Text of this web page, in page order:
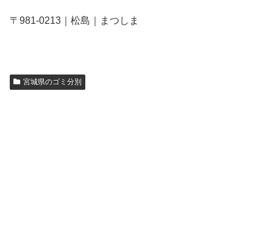
〒981-0213｜松島｜まつしま
宮城県のゴミ分別